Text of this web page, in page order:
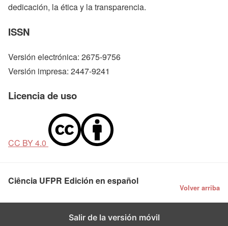
dedicación, la ética y la transparencia.
ISSN
Versión electrónica: 2675-9756
Versión impresa: 2447-9241
Licencia de uso
CC BY 4.0
Ciência UFPR Edición en español
Volver arriba
Salir de la versión móvil